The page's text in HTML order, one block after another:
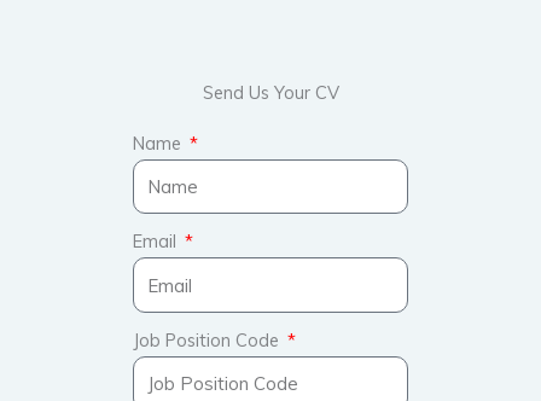
Send Us Your CV
Name
Email
Job Position Code